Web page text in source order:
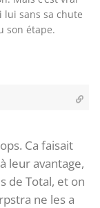
lui sans sa chute
son étape.
Ca faisait
leur avantage,
de Total, et on
ne les a